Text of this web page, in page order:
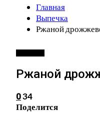
Главная
Выпечка
Ржаной
Ржаной
034
Поделится